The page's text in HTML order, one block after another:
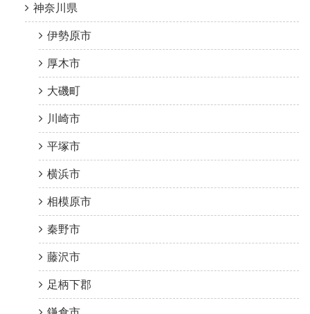
神奈川県
伊勢原市
厚木市
大磯町
川崎市
平塚市
横浜市
相模原市
秦野市
藤沢市
足柄下郡